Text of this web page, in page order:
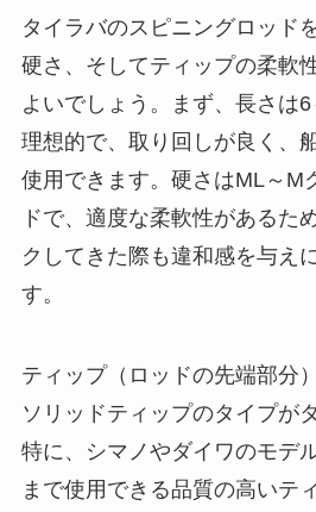
ィップが採用されており、マ
も確実に感知できる仕様です
さらに、軽量化とバランスの
いるため、長時間の釣行でも
くいのも魅力です。また、シ
シマノ製品は信頼性が高く、
選ばれています。